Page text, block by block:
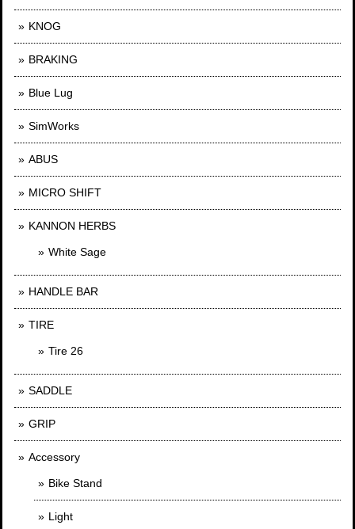
KNOG
BRAKING
Blue Lug
SimWorks
ABUS
MICRO SHIFT
KANNON HERBS
White Sage
HANDLE BAR
TIRE
Tire 26
SADDLE
GRIP
Accessory
Bike Stand
Light